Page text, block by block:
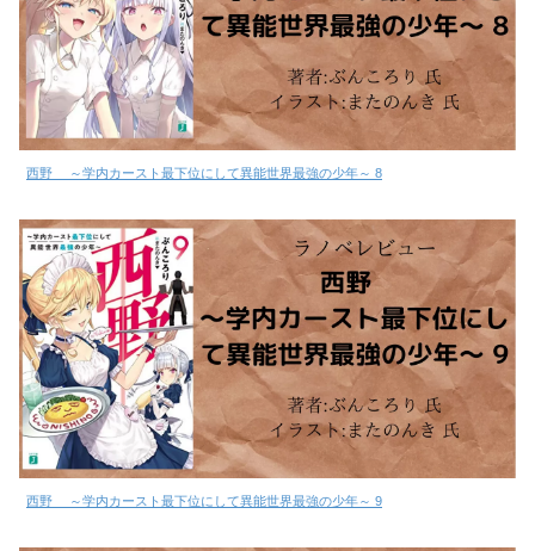
西野 ～学内カースト最下位にして異能世界最強の少年～ 8
西野 ～学内カースト最下位にして異能世界最強の少年～ 9